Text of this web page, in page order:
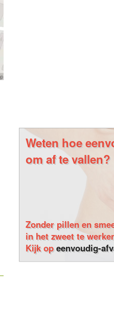
Weten hoe
om af te vallen?
Zonder pillen en
in het zweet te
Kijk opeenvoudig-